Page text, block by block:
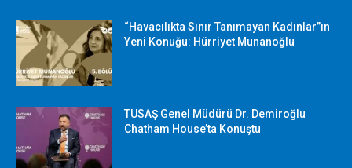
“Havacılıkta Sınır Tanımayan Kadınlar”ın
Yeni Konuğu: Hürriyet Munanoğlu
TUSAŞ Genel Müdürü Dr. Demiroğlu
Chatham House’ta Konuştu